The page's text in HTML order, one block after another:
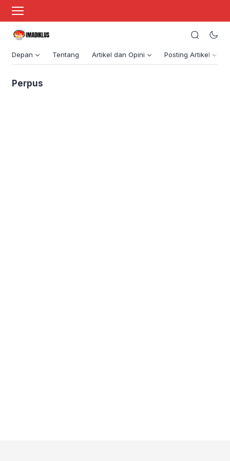
Depan Tentang Artikel dan Opini Posting Artikel
Perpus